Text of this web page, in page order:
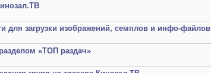
для загрузки изображений, семплов и инфо-файлов
«ТОП раздач»